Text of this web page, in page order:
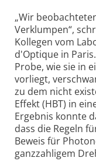
„Wir
Verklumpen“,
Kollegen vom
d'Optique in
Probe, wie sie in
vorliegt,
zu dem nicht
Effekt (HBT) in
Ergebnis konnte
dass die Regeln
Beweis für
ganzzahligem